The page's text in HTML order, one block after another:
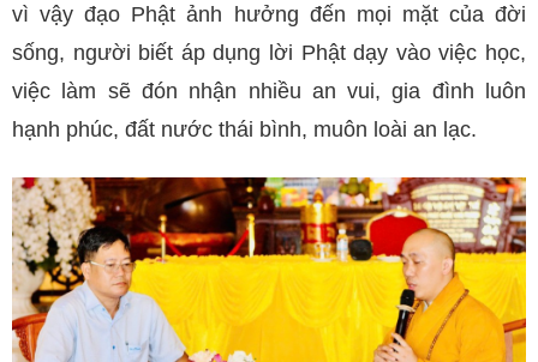
vì vậy đạo Phật ảnh hưởng đến mọi mặt của đời
sống, người biết áp dụng lời Phật dạy vào việc học,
việc làm sẽ đón nhận nhiều an vui, gia đình luôn
hạnh phúc, đất nước thái bình, muôn loài an lạc.